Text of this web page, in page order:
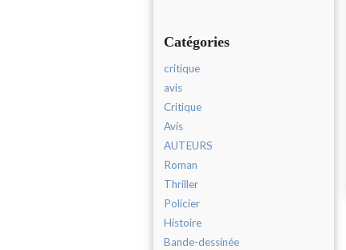
Catégories
critique
avis
Critique
Avis
AUTEURS
Roman
Thriller
Policier
Histoire
Bande-dessinée